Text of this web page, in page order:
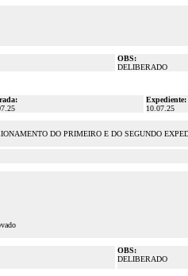
OBS:
DELIBERADO
Expediente:
10.07.25
DO PRIMEIRO E DO SEGUNDO
OBS:
DELIBERADO